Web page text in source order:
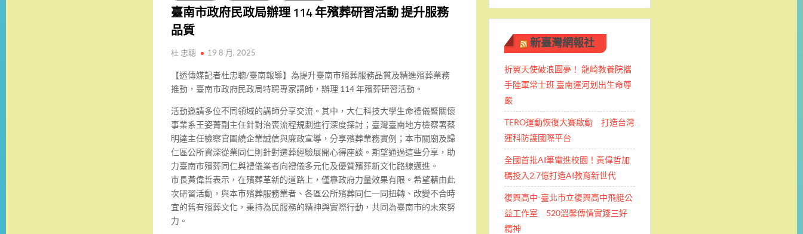
臺南市政府民政局辦理 114 年殯葬研習活動 提升服務
品質
杜 忠聰 19 8 月, 2025
【透傳媒記者杜忠聰/臺南報導】 為提升臺南市殯葬服務品質及精進殯葬業務
推動，臺南市政府民政局特聘專家講師，辦理 114 年殯葬研習活動。
活動邀請多位不同領域的講師分享交流。其中，大仁科技大學生命禮儀暨關懷
事業系王姿菁副主任針對治喪流程規劃進行深度探討；臺灣臺南地方檢察署蔡
明達主任檢察官圍繞企業誠信與廉政宣導，分享殯葬業務實例；本市關廟及歸
仁區公所資深從業同仁則針對遷葬經驗展開心得座談。期望通過這些分享，助
力臺南市殯葬同仁與禮儀業者向禮儀多元化及優質殯葬新文化路線邁進。
市長黃偉哲表示，在殯葬革新的道路上，僅靠政府力量效果有限。希望藉由此
次研習活動，與本市殯葬服務業者、各區公所殯葬同仁一同扭轉、改變不合時
宜的舊有殯葬文化，秉持為民服務的精神與實際行動，共同為臺南市的未來努
力。
新臺灣網報社
折翼天使破浪圓夢！ 龍崎教養院攜
手陸軍常士班 ​臺南運河划出生命尊
嚴
TERO運動恢復大賽啟動 打造台灣
運科防護國際平台
全國首批AI筆電進校園！黃偉哲加
碼投入2.7億打造AI教育新世代
復興高中-臺北市立復興高中飛艇公
益工作室 520溫馨傳情實踐三好
精神